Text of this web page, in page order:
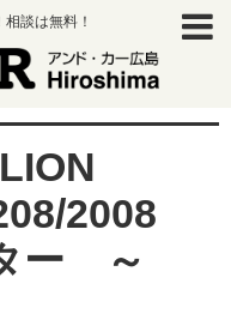
談は無料！
2008
ー ～